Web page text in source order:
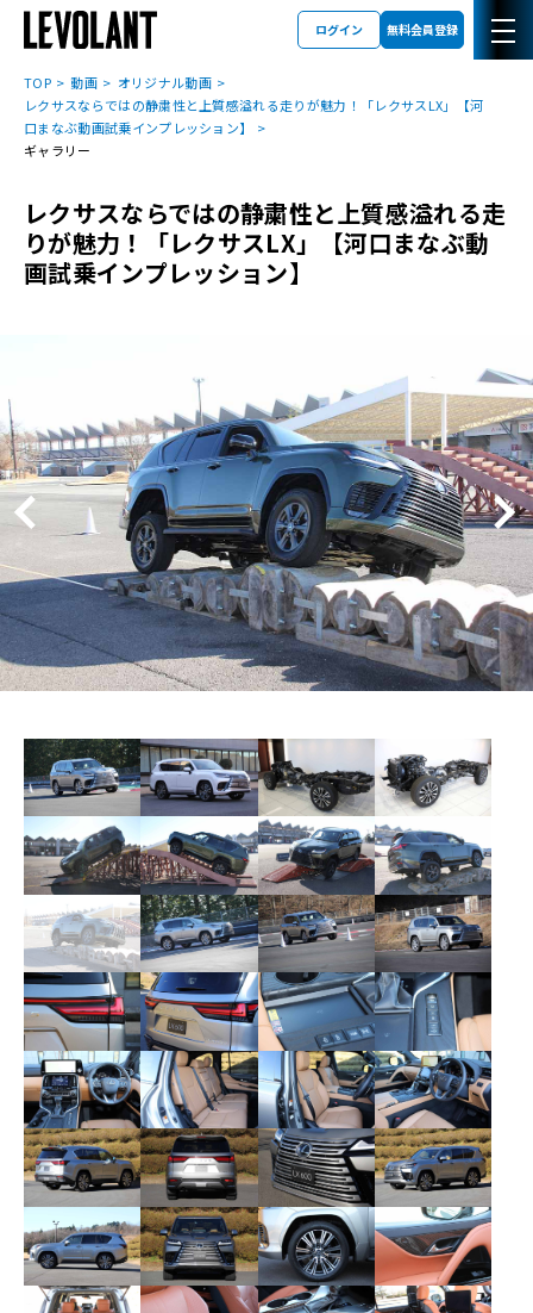
ログイン 無料会員登録
TOP 動画
オリジナル動画
レクサスならではの静粛性と上質感溢れる走りが魅力！「レクサスLX」【河
口まなぶ動画試乗インプレッション】
ギャラリー
レクサスならではの静粛性と上質感溢れる走
りが魅力！「レクサスLX」【河口まなぶ動
画試乗インプレッション】